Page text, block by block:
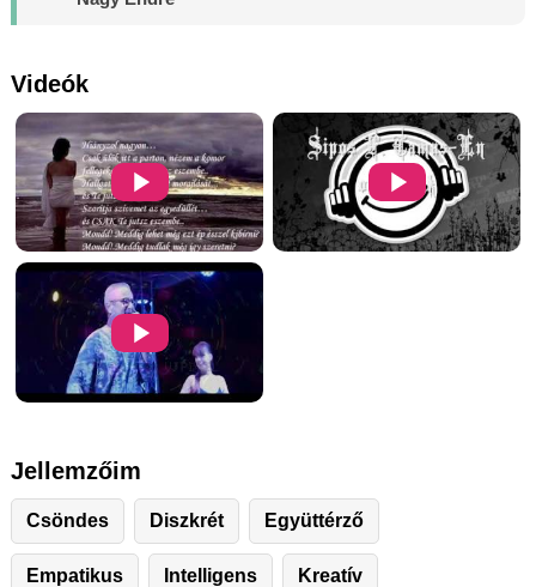
Videók
Jellemzőim
Csöndes Diszkrét Együttérző
Empatikus Intelligens Kreatív